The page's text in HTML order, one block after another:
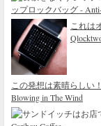
ップロックバッグ -
これは
この発想は素晴らしい
Blowing in The Wind